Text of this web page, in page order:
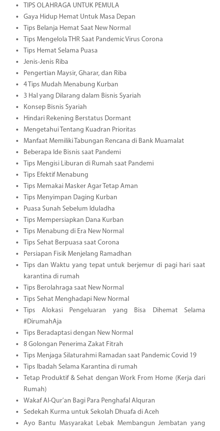
TIPS OLAHRAGA UNTUK PEMULA
Gaya Hidup Hemat Untuk Masa Depan
Tips Belanja Hemat Saat New Normal
Tips Mengelola THR Saat Pandemic Virus Corona
Tips Hemat Selama Puasa
Jenis-Jenis Riba
Pengertian Maysir, Gharar, dan Riba
4 Tips Mudah Menabung Kurban
3 Hal yang Dilarang dalam Bisnis Syariah
Konsep Bisnis Syariah
Hindari Rekening Berstatus Dormant
Mengetahui Tentang Kuadran Prioritas
Manfaat Memiliki Tabungan Rencana di Bank Muamalat
Beberapa Ide Bisnis saat Pandemi
Tips Mengisi Liburan di Rumah saat Pandemi
Tips Efektif Menabung
Tips Memakai Masker Agar Tetap Aman
Tips Menyimpan Daging Kurban
Puasa Sunah Sebelum Iduladha
Tips Mempersiapkan Dana Kurban
Tips Menabung di Era New Normal
Tips Sehat Berpuasa saat Corona
Persiapan Fisik Menjelang Ramadhan
Tips dan Waktu yang tepat untuk berjemur di pagi hari saat
karantina di rumah
Tips Berolahraga saat New Normal
Tips Sehat Menghadapi New Normal
Tips Alokasi Pengeluaran yang Bisa Dihemat Selama
#DirumahAja
Tips Beradaptasi dengan New Normal
8 Golongan Penerima Zakat Fitrah
Tips Menjaga Silaturahmi Ramadan saat Pandemic Covid 19
Tips Ibadah Selama Karantina di rumah
Tetap Produktif & Sehat dengan Work From Home (Kerja dari
Rumah)
Wakaf Al-Qur’an Bagi Para Penghafal Alquran
Sedekah Kurma untuk Sekolah Dhuafa di Aceh
Ayo Bantu Masyarakat Lebak Membangun Jembatan yang